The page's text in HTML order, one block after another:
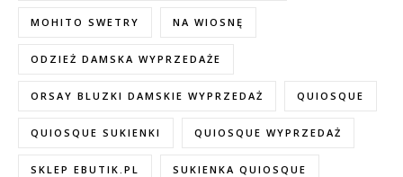
MOHITO SWETRY NA WIOSNĘ
ODZIEŻ DAMSKA WYPRZEDAŻE
ORSAY BLUZKI DAMSKIE WYPRZEDAŻ QUIOSQUE
QUIOSQUE SUKIENKI QUIOSQUE WYPRZEDAŻ
SKLEP EBUTIK.PL SUKIENKA QUIOSQUE